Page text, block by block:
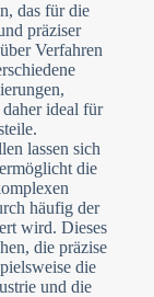
das für die
präziser
Verfahren
ideal für
lassen sich
die
häufig der
wird. Dieses
die präzise
die
und die